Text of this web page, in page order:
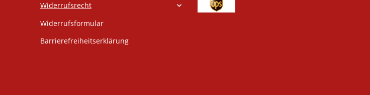
Widerrufsrecht
Widerrufsformular
Barrierefreiheitserklärung